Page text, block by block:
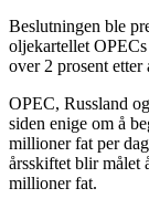
Beslutningen ble
oljekartellet
over 2 prosent etter
OPEC, Russland
siden enige om å
millioner fat per
årsskiftet blir målet
millioner fat.